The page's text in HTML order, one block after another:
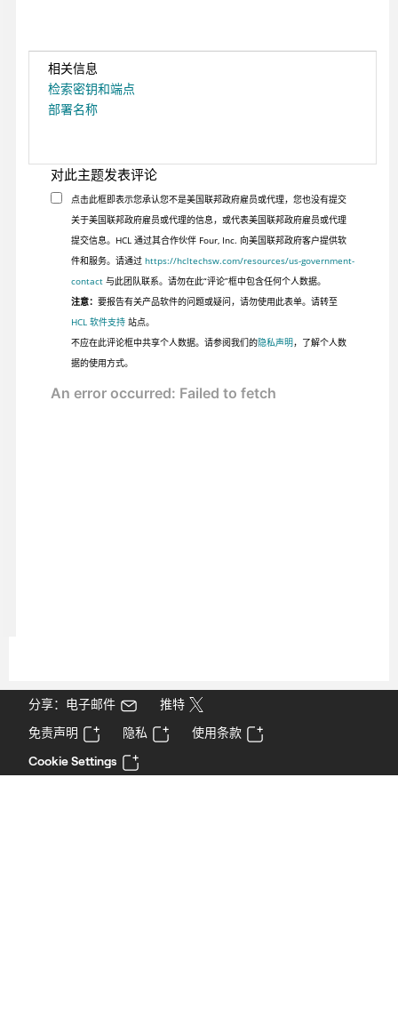
相关信息
检索密钥和端点
部署名称
对此主题发表评论
点击此框即表示您承认您不是美国联邦政府雇员或代理，您也没有提交
关于美国联邦政府雇员或代理的信息，或代表美国联邦政府雇员或代理
提交信息。HCL 通过其合作伙伴 Four, Inc. 向美国联邦政府客户提供软
件和服务。请通过 https://hcltechsw.com/resources/us-government-
contact与此团队联系。请勿在此“评论”框中包含任何个人数据。
注意： 要报告有关产品软件的问题或疑问，请勿使用此表单。请转至
HCL 软件支持站点。
不应在此评论框中共享个人数据。请参阅我们的隐私声明，了解个人数
据的使用方式。
分享：电子邮件
推特
免责声明
隐私
使用条款
Cookie Settings